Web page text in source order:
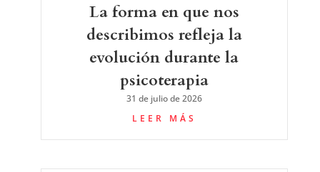
La forma en que nos
describimos refleja la
evolución durante la
psicoterapia
31 de julio de 2026
LEER MÁS